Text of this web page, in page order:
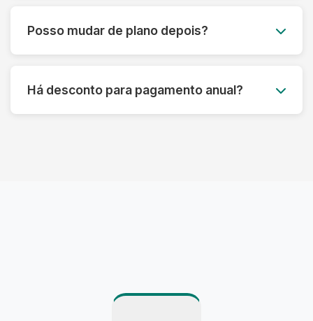
você aproveite ao máximo seu plano sem
desperdício.
Posso mudar de plano depois?
se às suas necessidades atuais.
Há desconto para pagamento anual?